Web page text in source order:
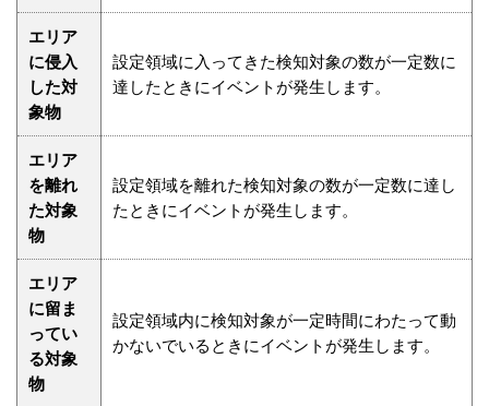
エリア
に侵入
した対
象物
設定領域に入ってきた検知対象の数が一定数に
達したときにイベントが発生します。
エリア
を離れ
た対象
物
設定領域を離れた検知対象の数が一定数に達し
たときにイベントが発生します。
エリア
に留ま
ってい
る対象
物
設定領域内に検知対象が一定時間にわたって動
かないでいるときにイベントが発生します。